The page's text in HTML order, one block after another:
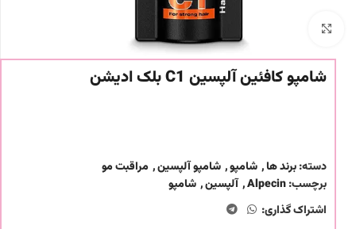
شامپو کافئین آلپسین C1 بلک ادیشن
دسته:برند ها, شامپو, شامپو آلپسین, مراقبت مو
برچسب:Alpecin
, آلپسین, شامپو
اشتراک گذاری: